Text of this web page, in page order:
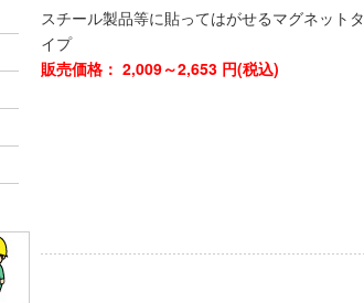
スチール製品等に貼ってはがせるマグネットタ
イプ
販売価格： 2,009～2,653 円(税込)